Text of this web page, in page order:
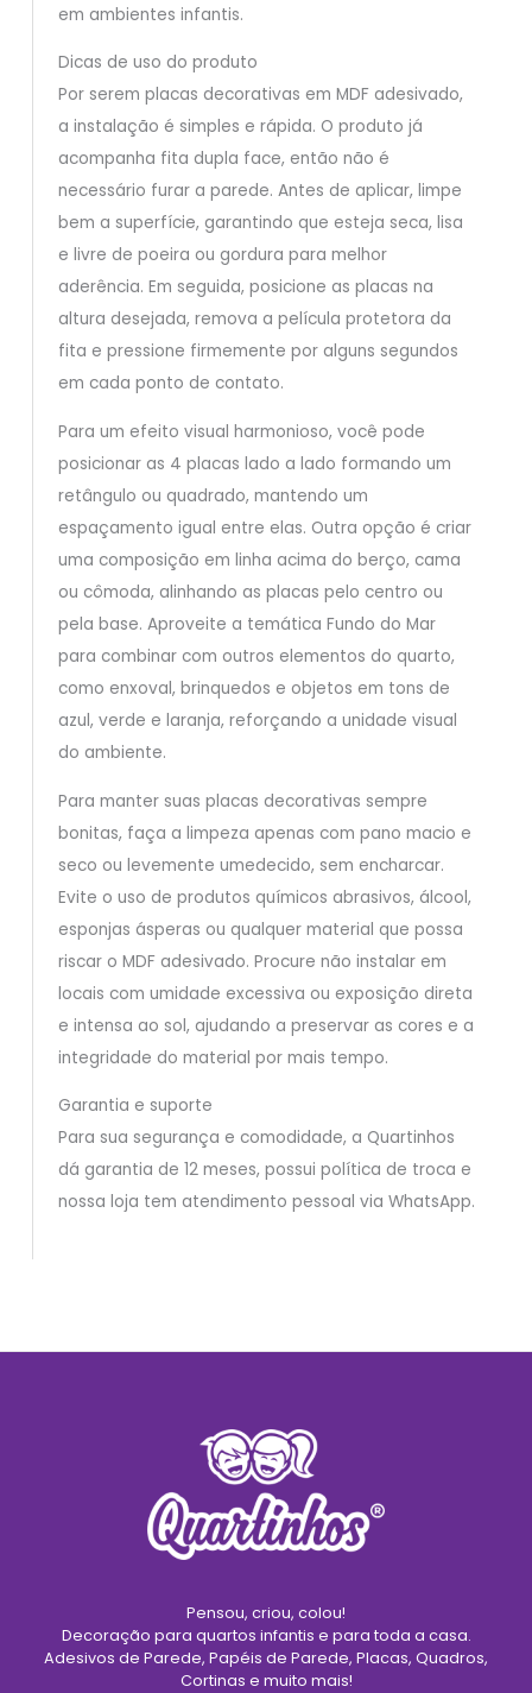
em ambientes infantis.
Dicas de uso do produto
Por serem placas decorativas em MDF adesivado,
a instalação é simples e rápida. O produto já
acompanha fita dupla face, então não é
necessário furar a parede. Antes de aplicar, limpe
bem a superfície, garantindo que esteja seca, lisa
e livre de poeira ou gordura para melhor
aderência. Em seguida, posicione as placas na
altura desejada, remova a película protetora da
fita e pressione firmemente por alguns segundos
em cada ponto de contato.
Para um efeito visual harmonioso, você pode
posicionar as 4 placas lado a lado formando um
retângulo ou quadrado, mantendo um
espaçamento igual entre elas. Outra opção é criar
uma composição em linha acima do berço, cama
ou cômoda, alinhando as placas pelo centro ou
pela base. Aproveite a temática Fundo do Mar
para combinar com outros elementos do quarto,
como enxoval, brinquedos e objetos em tons de
azul, verde e laranja, reforçando a unidade visual
do ambiente.
Para manter suas placas decorativas sempre
bonitas, faça a limpeza apenas com pano macio e
seco ou levemente umedecido, sem encharcar.
Evite o uso de produtos químicos abrasivos, álcool,
esponjas ásperas ou qualquer material que possa
riscar o MDF adesivado. Procure não instalar em
locais com umidade excessiva ou exposição direta
e intensa ao sol, ajudando a preservar as cores e a
integridade do material por mais tempo.
Garantia e suporte
Para sua segurança e comodidade, a Quartinhos
dá garantia de 12 meses, possui política de troca e
nossa loja tem atendimento pessoal via WhatsApp.
Pensou, criou, colou!
Decoração para quartos infantis e para toda a casa.
Adesivos de Parede, Papéis de Parede, Placas, Quadros,
Cortinas e muito mais!